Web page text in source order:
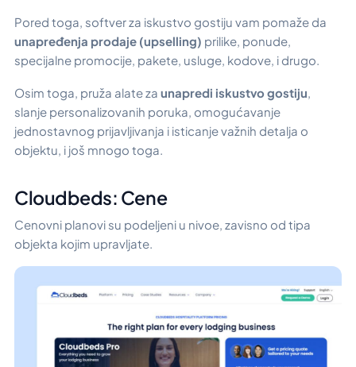
Pored toga, softver za iskustvo gostiju vam pomaže da
unapređenja prodaje (upselling) prilike, ponude,
specijalne promocije, pakete, usluge, kodove, i drugo.
Osim toga, pruža alate za unapredi iskustvo gostiju
slanje personalizovanih poruka, omogućavanje
jednostavnog prijavljivanja i isticanje važnih detalja o
objektu, i još mnogo toga.
Cloudbeds: Cene
Cenovni planovi su podeljeni u nivoe, zavisno od tipa
objekta kojim upravljate.